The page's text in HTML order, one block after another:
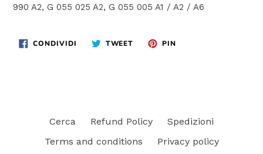
990 A2, G 055 025 A2, G 055 005 A1 / A2 / A6
CONDIVIDI CONDIVIDITWEET TWITTAPIN
Cerca Refund Policy
Spedizioni
Terms and conditions
Privacy policy